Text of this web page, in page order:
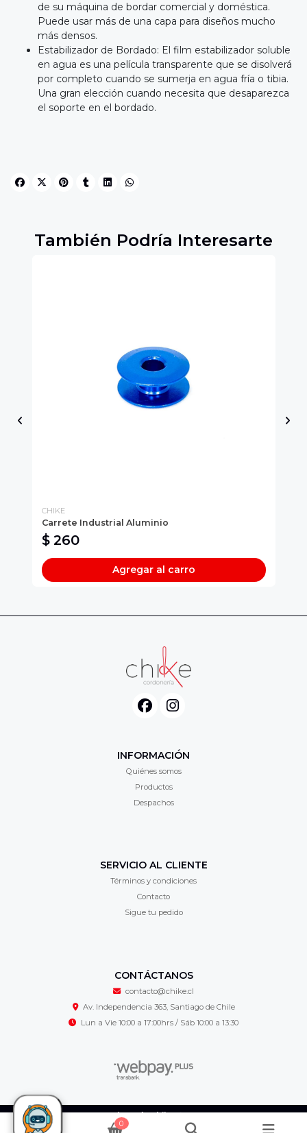
de su máquina de bordar comercial y doméstica.
Puede usar más de una capa para diseños mucho
más densos.
Estabilizador de Bordado: El film estabilizador soluble
en agua es una película transparente que se disolverá
por completo cuando se sumerja en agua fría o tibia.
Una gran elección cuando necesita que desaparezca
el soporte en el bordado.
También Podría Interesarte
CHIKE
Carrete Industrial Aluminio
$ 260
Agregar al carro
INFORMACIÓN
Quiénes somos
Productos
Despachos
SERVICIO AL CLIENTE
Términos y condiciones
Contacto
Sigue tu pedido
CONTÁCTANOS
contacto@chike.cl
Av. Independencia 363, Santiago de Chile
Lun a Vie 10:00 a 17:00hrs / Sáb 10:00 a 13:30
Cordonería Chike © 2026
¿Te gusta mi tienda? Yo vendo con
0